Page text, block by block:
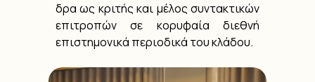
δρα ως κριτής και μέλος συντακτικών
επιτροπών σε κορυφαία διεθνή
επιστημονικά περιοδικά του κλάδου.